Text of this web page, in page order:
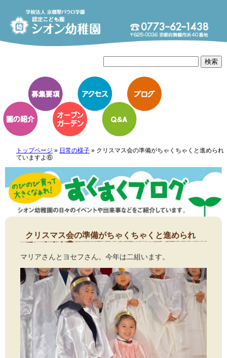
トップページ » 日常の様子» クリスマス会の準備がちゃくちゃくと進められ
ていますよ⑥
クリスマス会の準備がちゃくちゃくと進められ
ていますよ⑥
マリアさんとヨセフさん。今年は二組います。